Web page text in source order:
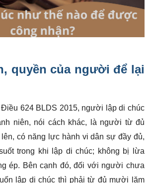
quyền của người để lại
624 BLDS 2015, người lập di chúc
niên, nói cách khác, là người từ đủ
có năng lực hành vi dân sự đầy đủ,
trong khi lập di chúc; không bị lừa
ép. Bên cạnh đó, đối với người chưa
lập di chúc thì phải từ đủ mười lăm